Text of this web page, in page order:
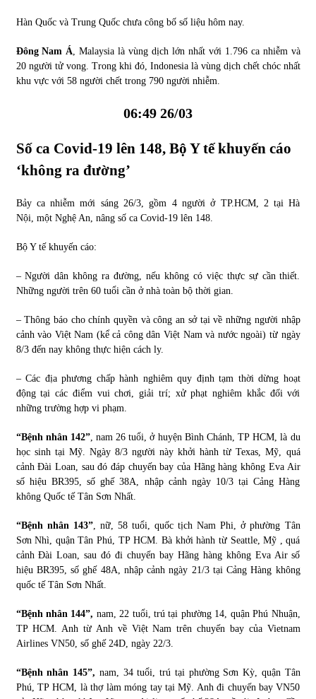
Hàn Quốc và Trung Quốc chưa công bố số liệu hôm nay.
Đông Nam Á, Malaysia là vùng dịch lớn nhất với 1.796 ca nhiễm và
20 người tử vong. Trong khi đó, Indonesia là vùng dịch chết chóc nhất
khu vực với 58 người chết trong 790 người nhiễm.
06:49 26/03
Số ca Covid-19 lên 148, Bộ Y tế khuyến cáo
‘không ra đường’
Bảy ca nhiễm mới sáng 26/3, gồm 4 người ở TP.HCM, 2 tại Hà
Nội, một Nghệ An, nâng số ca Covid-19 lên 148.
Bộ Y tế khuyến cáo:
– Người dân không ra đường, nếu không có việc thực sự cần thiết.
Những người trên 60 tuổi cần ở nhà toàn bộ thời gian.
– Thông báo cho chính quyền và công an sở tại về những người nhập
cảnh vào Việt Nam (kể cả công dân Việt Nam và nước ngoài) từ ngày
8/3 đến nay không thực hiện cách ly.
– Các địa phương chấp hành nghiêm quy định tạm thời dừng hoạt
động tại các điểm vui chơi, giải trí; xử phạt nghiêm khắc đối với
những trường hợp vi phạm.
“Bệnh nhân 142”, nam 26 tuổi, ở huyện Bình Chánh, TP HCM, là du
học sinh tại Mỹ. Ngày 8/3 người này khởi hành từ Texas, Mỹ, quá
cảnh Đài Loan, sau đó đáp chuyến bay của Hãng hàng không Eva Air
số hiệu BR395, số ghế 38A, nhập cảnh ngày 10/3 tại Cảng Hàng
không Quốc tế Tân Sơn Nhất.
“Bệnh nhân 143”, nữ, 58 tuổi, quốc tịch Nam Phi, ở phường Tân
Sơn Nhì, quận Tân Phú, TP HCM. Bà khởi hành từ Seattle, Mỹ , quá
cảnh Đài Loan, sau đó đi chuyến bay Hãng hàng không Eva Air số
hiệu BR395, số ghế 48A, nhập cảnh ngày 21/3 tại Cảng Hàng không
quốc tế Tân Sơn Nhất.
“Bệnh nhân 144”, nam, 22 tuổi, trú tại phường 14, quận Phú Nhuận,
TP HCM. Anh từ Anh về Việt Nam trên chuyến bay của Vietnam
Airlines VN50, số ghế 24D, ngày 22/3.
“Bệnh nhân 145”, nam, 34 tuổi, trú tại phường Sơn Kỳ, quận Tân
Phú, TP HCM, là thợ làm móng tay tại Mỹ. Anh đi chuyến bay VN50